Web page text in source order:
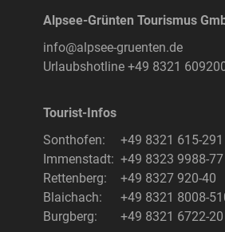
Alpsee-Grünten Tourismus
info@alpsee-gruenten.de
Urlaubshotline +49 8321
Tourist-Infos
Sonthofen:
+49 8321 615-291
Immenstadt: +49 8323 9988-77
Rettenberg:
+49 8327 920-40
Blaichach:
+49 8321 8008-
Burgberg:
+49 8321 6722-20